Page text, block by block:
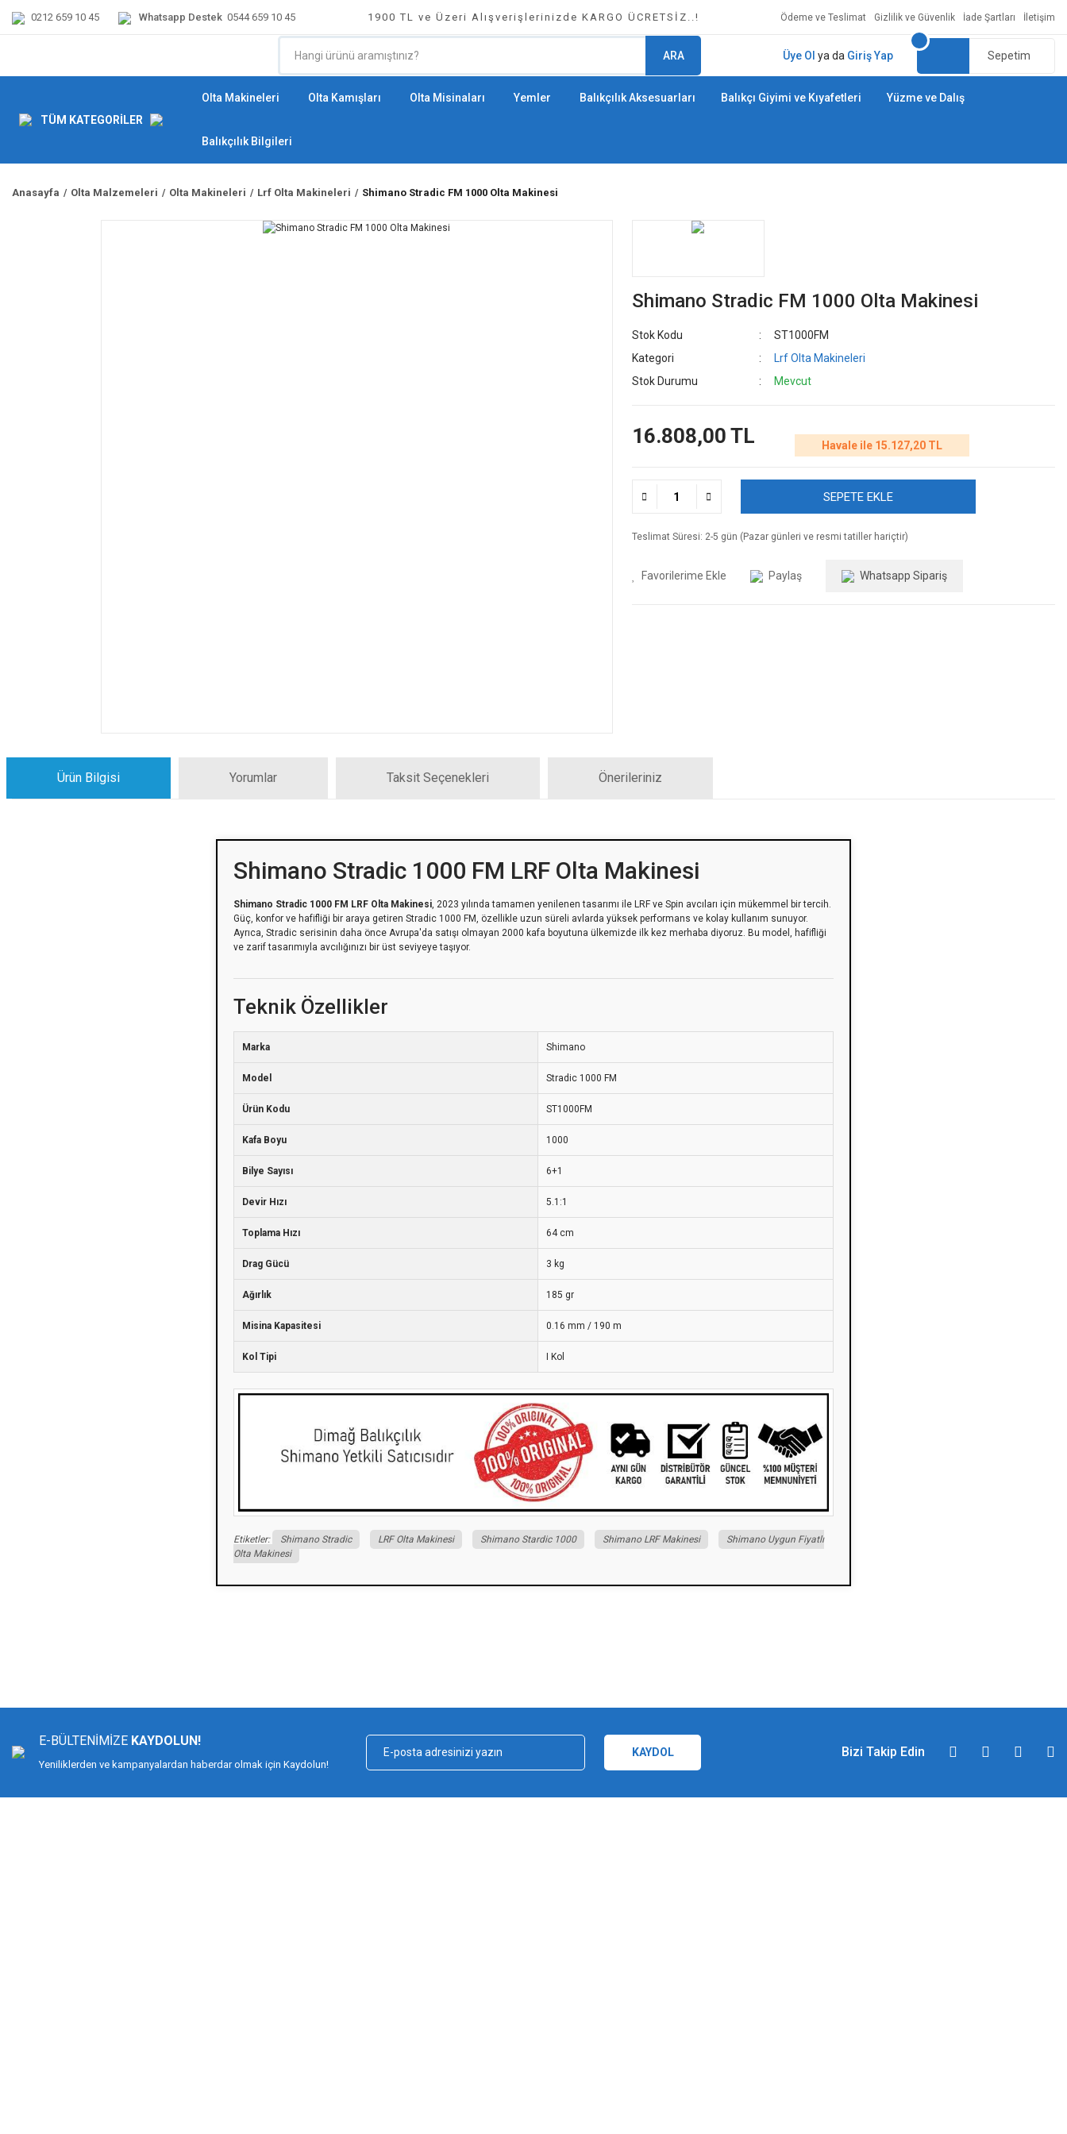
0212 659 10 45 Whatsapp Destek 0544 659 10 45 1900 TL ve Üzeri Alışverişlerinizde KARGO ÜCRETSİZ..! Ödeme ve Teslimat Gizlilik ve Güvenlik İade Şartları İletişim
ARA Üye Ol ya da Giriş Yap Sepetim
TÜM KATEGORİLER
Olta Makineleri Olta Kamışları Olta Misinaları Yemler Balıkçılık Aksesuarları Balıkçı Giyimi ve Kıyafetleri Yüzme ve Dalış
Balıkçılık Bilgileri
Anasayfa Olta Malzemeleri Olta Makineleri Lrf Olta Makineleri Shimano Stradic FM 1000 Olta Makinesi
Shimano Stradic FM 1000 Olta Makinesi
Stok Kodu
ST1000FM
Kategori
Lrf Olta Makineleri
Stok Durumu
Mevcut
16.808,00 TL Havale ile 15.127,20 TL
SEPETE EKLE
Teslimat Süresi: 2-5 gün (Pazar günleri ve resmi tatiller hariçtir)
Paylaş Whatsapp Sipariş
Ürün Bilgisi Yorumlar Taksit Seçenekleri Önerileriniz
Shimano Stradic 1000 FM LRF Olta Makinesi
Shimano Stradic 1000 FM LRF Olta Makinesi, 2023 yılında tamamen yenilenen tasarımı ile LRF ve Spin avcıları için mükemmel bir tercih.
Güç, konfor ve hafifliği bir araya getiren Stradic 1000 FM, özellikle uzun süreli avlarda yüksek performans ve kolay kullanım sunuyor.
Ayrıca, Stradic serisinin daha önce Avrupa'da satışı olmayan 2000 kafa boyutuna ülkemizde ilk kez merhaba diyoruz. Bu model, hafifliği
ve zarif tasarımıyla avcılığınızı bir üst seviyeye taşıyor.
Teknik Özellikler
Marka Shimano
Model Stradic 1000 FM
Ürün Kodu ST1000FM
Kafa Boyu 1000
Bilye Sayısı 6+1
Devir Hızı 5.1:1
Toplama Hızı 64 cm
Drag Gücü 3 kg
Ağırlık 185 gr
Misina Kapasitesi 0.16 mm / 190 m
Kol Tipi I Kol
Etiketler: Shimano Stradic LRF Olta Makinesi Shimano Stardic 1000 Shimano LRF Makinesi
Shimano Uygun Fiyatlı
Olta Makinesi
Ürün açıklamasında eksik bilgiler bulunuyor.
Bu ürüne benzer farklı alternatifler olmalı.
E-BÜLTENİMİZE KAYDOLUN!
Yeniliklerden ve kampanyalardan haberdar olmak için Kaydolun!
KAYDOL Bizi Takip Edin